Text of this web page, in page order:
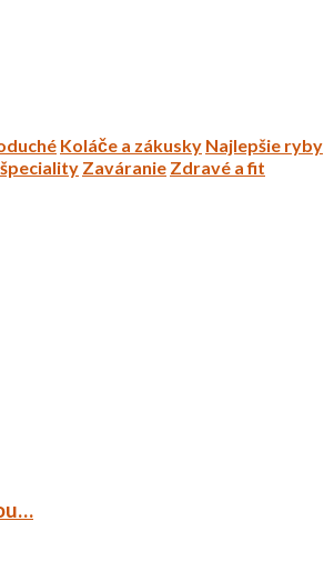
Koláče a zákusky Najlepšie ryby
Zaváranie Zdravé a fit